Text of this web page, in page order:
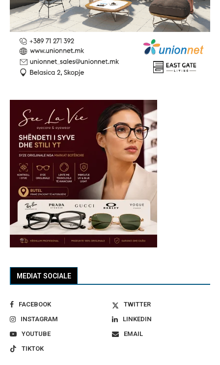
MEDIAT SOCIALE
FACEBOOK
TWITTER
INSTAGRAM
LINKEDIN
YOUTUBE
EMAIL
TIKTOK